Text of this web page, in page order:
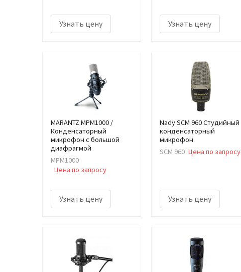
Узнать цену Узнать цену
MARANTZ MPM1000 /
Конденсаторный
микрофон с большой
диафрагмой
MPM1000
Цена по запросу
Узнать цену
Nady SCM 960 Студийный
конденсаторный
микрофон.
SCM 960 Цена по запросу
Узнать цену